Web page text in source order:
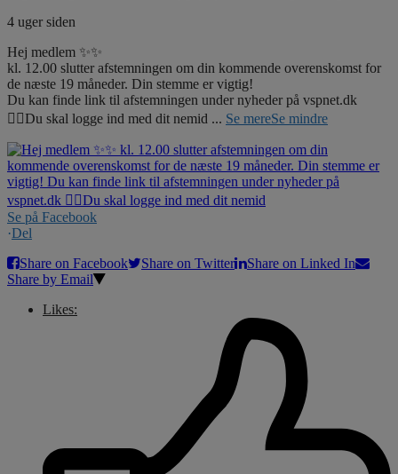
4 uger siden
Hej medlem ✨✨
kl. 12.00 slutter afstemningen om din kommende overenskomst for
de næste 19 måneder. Din stemme er vigtig!
Du kan finde link til afstemningen under nyheder på vspnet.dk
☝🏼Du skal logge ind med dit nemid ... Se mereSe mindre
Se på Facebook
·Del
Share on Facebook
Share on Twitter
Share on Linked In
Share by Email
Likes: